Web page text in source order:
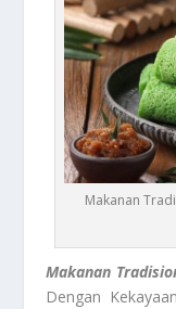
Makanan
Makanan
Dengan